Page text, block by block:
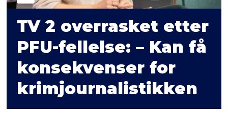
TV 2 overrasket etter
PFU-fellelse: – Kan få
konsekvenser for
krimjournalistikken